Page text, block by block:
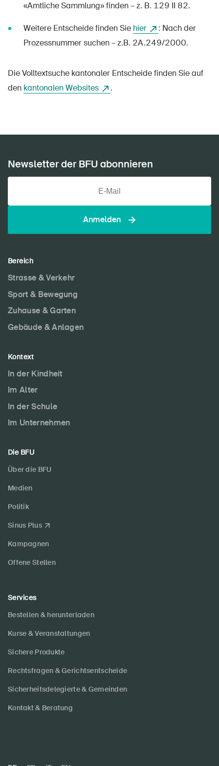
«Amtliche Sammlung» finden – z. B. 129 II 82.
Weitere Entscheide finden Sie hier
: Nach der
Prozessnummer suchen – z.B. 2A.249/2000.
Die Volltextsuche kantonaler Entscheide finden Sie auf
den kantonalen Websites .
Newsletter der BFU abonnieren
Anmelden
Bereich
Strasse & Verkehr
Sport & Bewegung
Zuhause & Garten
Gebäude & Anlagen
Kontext
In der Kindheit
Im Alter
In der Schule
Im Unternehmen
Die BFU
Über die BFU
Medien
Politik
Sinus Plus
Kampagnen
Offene Stellen
Services
Bestellen & herunterladen
Kurse & Veranstaltungen
Sichere Produkte
Rechtsfragen & Gerichtsentscheide
Sicherheitsdelegierte & Gemeinden
Kontakt & Beratung